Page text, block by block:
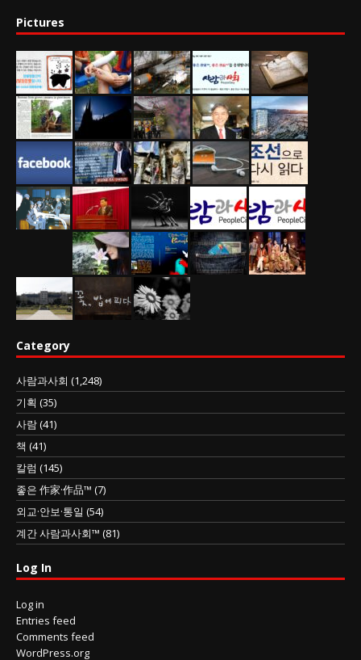
Pictures
Category
사람과사회 (1,248)
기획 (35)
사람(41)
책 (41)
칼럼 (145)
좋은 作家·作品™ (7)
외교·안보·통일 (54)
계간 사람과사회™ (81)
Log In
Log in
Entries feed
Comments feed
WordPress.org